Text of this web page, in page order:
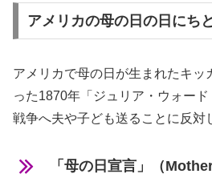
アメリカの母の日の日にち
アメリカで母の日が生まれたキッ
った1870年「ジュリア・ウォー
戦争へ夫や子ども送ることに反対
「母の日宣言」（